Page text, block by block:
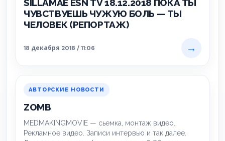
SILLAMAE ESN TV 18.12.2018 ПОКА ТЫ
ЧУВСТВУЕШЬ ЧУЖУЮ БОЛЬ — ТЫ
ЧЕЛОВЕК (РЕПОРТАЖ)
18 декабря 2018 / 11:06 →
АВТОРСКИЕ НОВОСТИ
ZOMB
MEDMAKINGMOVIE — сьемка, монтаж видео.
Рекламное видео. Записи интервью и так далее.